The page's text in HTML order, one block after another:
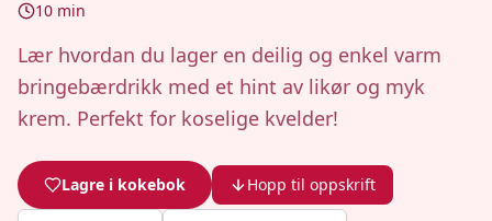
10 min
Lær hvordan du lager en deilig og enkel varm
bringebærdrikk med et hint av likør og myk
krem. Perfekt for koselige kvelder!
Lagre i kokebok Hopp til oppskrift